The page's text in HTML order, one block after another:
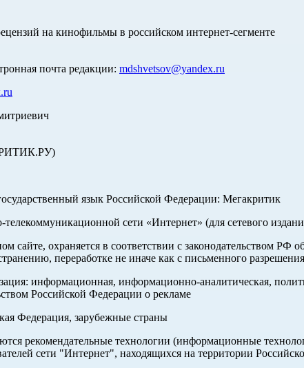
на кинофильмы в российском интернет-сегменте
почта редакции: mdshvetsov@yandex.ru
язык Российской Федерации: Мегакритик
сети «Интернет» (для сетевого
сайте, охраняется в соответствии с законодательством
переработке не иначе как с письменного
информационная, информационно-аналитическая,
Российской Федерации о рекламе
Федерация, зарубежные страны
рекомендательные технологии (информационные
сети "Интернет", находящихся на территории